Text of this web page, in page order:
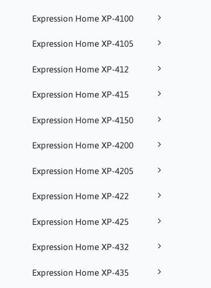
Expression Home XP-4100
Expression Home XP-4105
Expression Home XP-412
Expression Home XP-415
Expression Home XP-4150
Expression Home XP-4200
Expression Home XP-4205
Expression Home XP-422
Expression Home XP-425
Expression Home XP-432
Expression Home XP-435